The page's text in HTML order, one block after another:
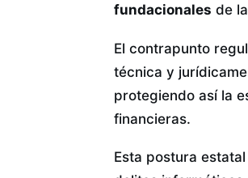
fundacionales de
El contrapunto
técnica y
protegiendo así la
financieras.
Esta postura